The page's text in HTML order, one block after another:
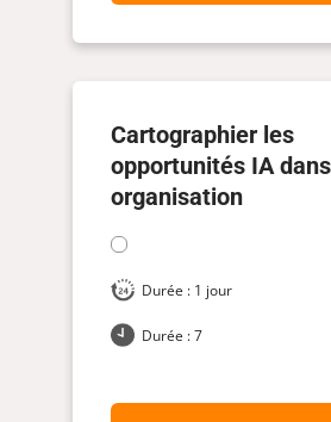
Cartographier les
opportunités IA
organisation
Durée : 1 jour
Durée : 7